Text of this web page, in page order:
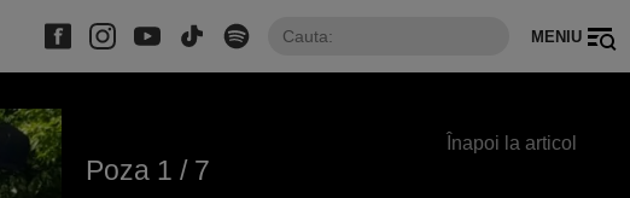
MENIU
Înapoi la articol
Poza 1 / 7